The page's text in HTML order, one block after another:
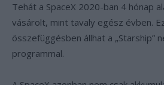
Tehát a SpaceX 2020-ban 4 hónap
vásárolt, mint tavaly egész évben.
összefüggésben állhat a „Starship”
programmal.